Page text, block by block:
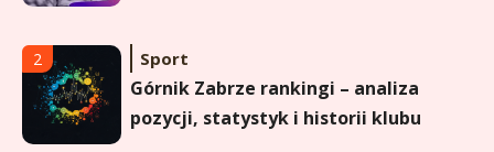
maturzysty?
2 Sport
Górnik Zabrze rankingi – analiza
pozycji, statystyk i historii klubu